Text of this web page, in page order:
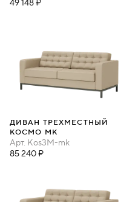
49 148 ₽
ДИВАН ТРЕХМЕСТНЫЙ
КОСМО МК
Арт. Kos3M-mk
85 240 ₽